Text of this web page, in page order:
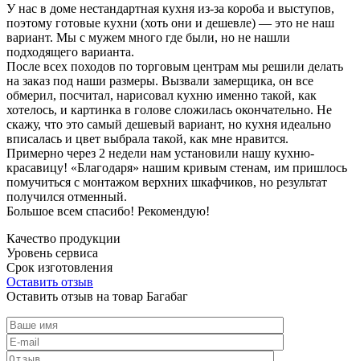
У нас в доме нестандартная кухня из-за короба и выступов,
поэтому готовые кухни (хоть они и дешевле) — это не наш
вариант. Мы с мужем много где были, но не нашли
подходящего варианта.
После всех походов по торговым центрам мы решили делать
на заказ под наши размеры. Вызвали замерщика, он все
обмерил, посчитал, нарисовал кухню именно такой, как
хотелось, и картинка в голове сложилась окончательно. Не
скажу, что это самый дешевый вариант, но кухня идеально
вписалась и цвет выбрала такой, как мне нравится.
Примерно через 2 недели нам установили нашу кухню-
красавицу! «Благодаря» нашим кривым стенам, им пришлось
помучиться с монтажом верхних шкафчиков, но результат
получился отменный.
Большое всем спасибо! Рекомендую!
Качество продукции
Уровень сервиса
Срок изготовления
Оставить отзыв
Оставить отзыв на товар Багабаг